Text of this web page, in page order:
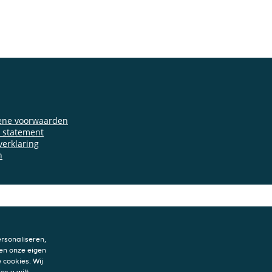
voorwaarden
statement
onze eigen
Wij